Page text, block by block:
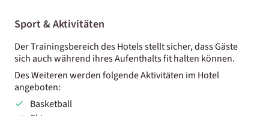
Sport & Aktivitäten
Der Trainingsbereich des Hotels stellt sicher, dass Gäste
sich auch während ihres Aufenthalts fit halten können.
Des Weiteren werden folgende Aktivitäten im Hotel
angeboten:
Basketball